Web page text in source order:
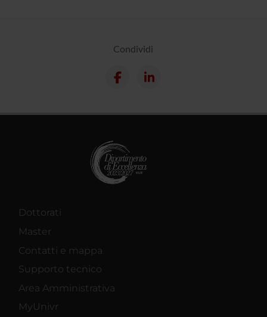
Condividi
Dottorati
Master
Contatti e mappa
Supporto tecnico
Area Amministrativa
MyUnivr